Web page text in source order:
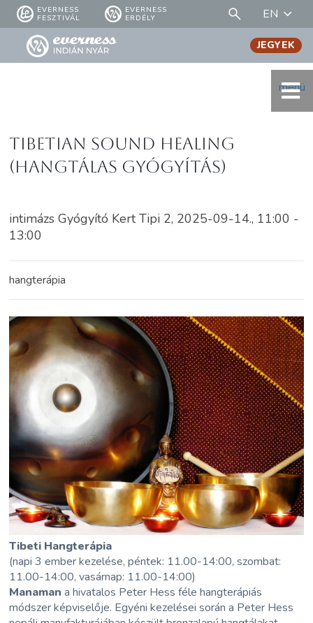
EVERNESS
FESZTIVÁL
EVERNESS
ERDÉLY
EN
menü
JEGYEK
Tibetian Sound Healing
(hangtálas gyógyítás)
intimázs Gyógyító Kert Tipi 2, 2025-09-14., 11:00 -
13:00
hangterápia
Tibeti Hangterápia
(napi 3 ember kezelése, péntek: 11.00-14:00, szombat:
11.00-14:00, vasárnap: 11.00-14:00)
Manaman a hivatalos Peter Hess féle hangterápiás
módszer képviselője. Egyéni kezelései során a Peter Hess